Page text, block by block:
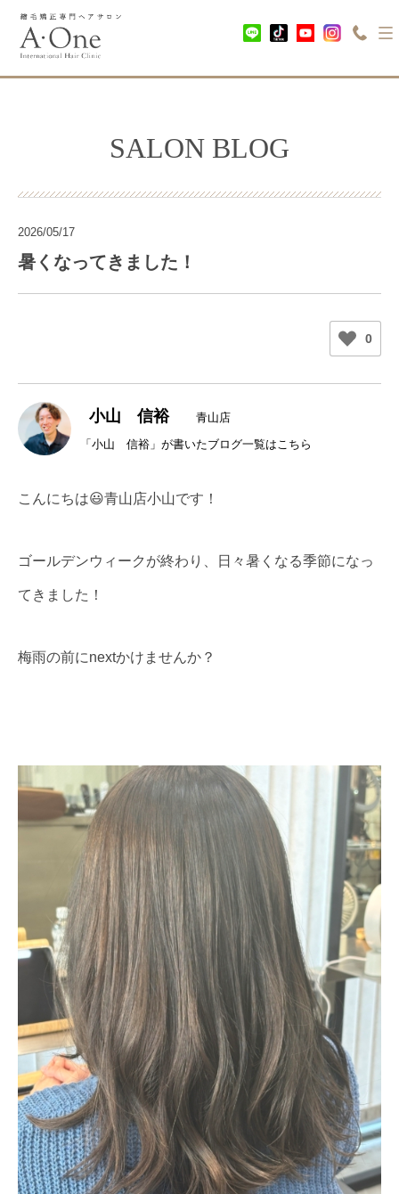
SALON BLOG
2026/05/17
暑くなってきました！
0
小山 信裕
青山店
「小山 信裕」が書いたブログ一覧はこちら
こんにちは😃青山店小山です！
ゴールデンウィークが終わり、日々暑くなる季節になっ
てきました！
梅雨の前にnextかけませんか？